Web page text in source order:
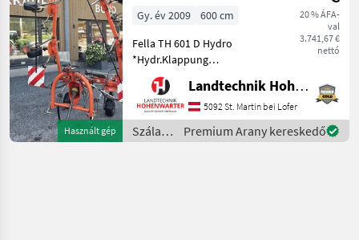
Használt gép
20 % ÁFA-
val
3.741,67 €
nettó
Gy. év 2009
600 cm
Fella TH 601 D Hydro
*Hydr.Klappung
*Gelenkwelle *Warnrafeln
Nachstehend finden Sie
ähnliche Suchbegriffe und
alternative Bezeichnungen
für Kreisler Keywords: Kreis
Landtechnik Hohenwarter GmbH
5092 St. Martin bei Lofer
Szálastakarmány
betakarítók
Premium Arany kereskedő